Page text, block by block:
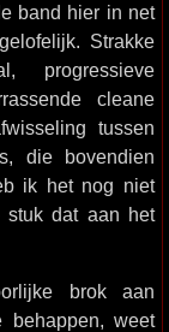
band hier in net
Strakke
progressieve
cleane
tussen
die bovendien
ik het nog niet
stuk dat aan het
brok aan
weet